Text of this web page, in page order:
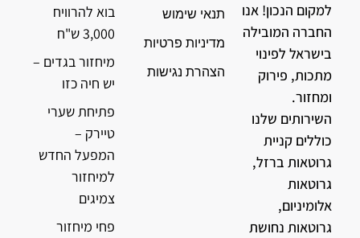
למקום הנכון! אנו
החברה המובילה
בישראל לפינוי
מתכות, פירוק
ומחזור.
השירותים שלנו
כוללים קניית
גרוטאות ברזל,
גרוטאות
אלומיניום,
גרוטאות נחושת
תנאי שימוש
מדיניות פרטיות
הצהרת נגישות
בוא להרוויח
3,000 ש"ח
מיחזור בגדים –
יש חיה כזו
פתיחת שערי
טיירק –
המפעל החדש
למיחזור
צמיגים
פחי מיחזור